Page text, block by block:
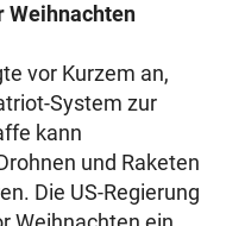
Weihnachten
vor Kurzem an,
System zur
kann
und Raketen
Die US-Regierung